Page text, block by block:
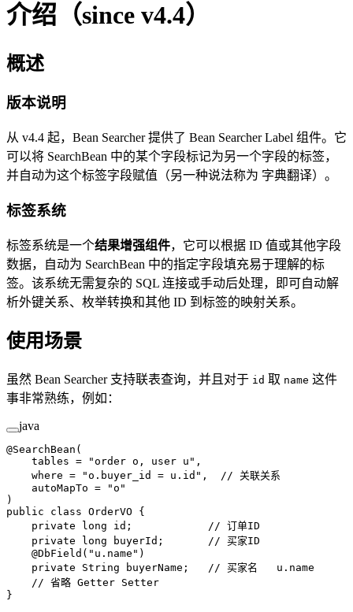
介绍（since v4.4）
概述
版本说明
从 v4.4 起，Bean Searcher 提供了 Bean Searcher Label 组件。它
可以将 SearchBean 中的某个字段标记为另一个字段的标签，
并自动为这个标签字段赋值（另一种说法称为 字典翻译）。
标签系统
标签系统是一个结果增强组件，它可以根据 ID 值或其他字段
数据，自动为 SearchBean 中的指定字段填充易于理解的标
签。该系统无需复杂的 SQL 连接或手动后处理，即可自动解
析外键关系、枚举转换和其他 ID 到标签的映射关系。
使用场景
虽然 Bean Searcher 支持联表查询，并且对于 id 取 name 这件
事非常熟练，例如：
java
@SearchBean (
    tables
= "order o, user u" ,
    where
= "o.buyer_id = u.id" , // 关联关系
    autoMapTo
= "o"
)
public class OrderVO {
    private
long id; // 订单ID
    private
long buyerId; // 买家ID
    @
DbField ( "u.name" )
    private
String buyerName; // 买家名   u.name
    // 省略 Getter Setter
}